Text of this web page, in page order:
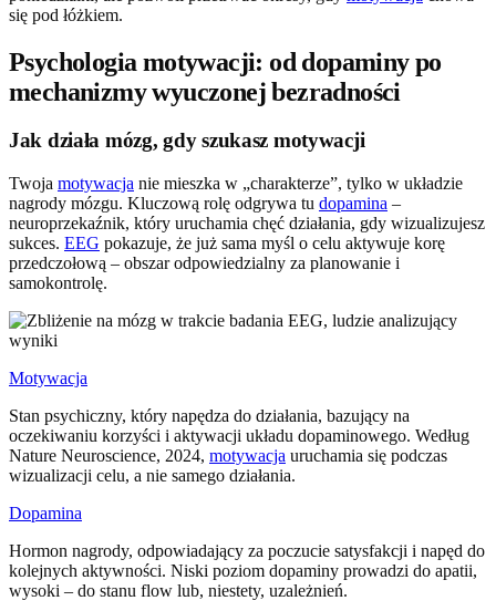
się pod łóżkiem.
Psychologia motywacji: od dopaminy po
mechanizmy wyuczonej bezradności
Jak działa mózg, gdy szukasz motywacji
Twoja motywacja nie mieszka w „charakterze”, tylko w układzie
nagrody mózgu. Kluczową rolę odgrywa tu dopamina –
neuroprzekaźnik, który uruchamia chęć działania, gdy wizualizujesz
sukces. EEG pokazuje, że już sama myśl o celu aktywuje korę
przedczołową – obszar odpowiedzialny za planowanie i
samokontrolę.
Motywacja
Stan psychiczny, który napędza do działania, bazujący na
oczekiwaniu korzyści i aktywacji układu dopaminowego. Według
Nature Neuroscience, 2024, motywacja uruchamia się podczas
wizualizacji celu, a nie samego działania.
Dopamina
Hormon nagrody, odpowiadający za poczucie satysfakcji i napęd do
kolejnych aktywności. Niski poziom dopaminy prowadzi do apatii,
wysoki – do stanu flow lub, niestety, uzależnień.